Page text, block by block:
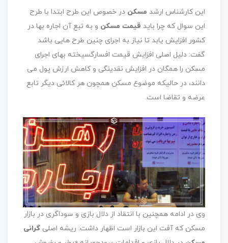
این کارشناس ارشد مسکن در خصوص این طرح ابتدا با طرح
این سوال که چرا باید قیمت مسکن و به تبع آن اجاره بها در
‌کشور افزایش یابد تا نیاز به اجرای چنین طرح هایی باشد
گفت: دلیل اصلی افزایش قیمت افسارگسیخته بهای اجرای
مسکن ‌را همگان در افزایش نقدینگی و کاهش ارزش پول می
دانند، در حالیکه موضوع مسکن همچون هر کالائی دیگر تابع
عرضه ‌و تقاضا است.‌
وی در ادامه همچنین با انتقاد از دلال بازی و سوداگری در بازار
مسکن که آفت این بازار است اظهار داشت: ریشه اصلی ‌گرانی